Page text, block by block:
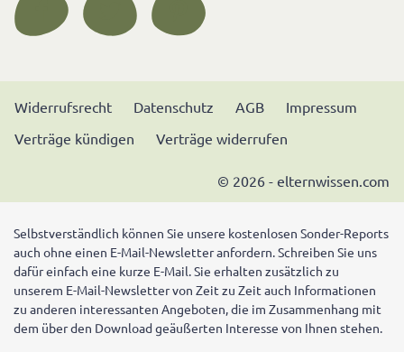
Widerrufsrecht Datenschutz AGB
Impressum
Verträge kündigen
Verträge widerrufen
© 2026 - elternwissen.com
Selbstverständlich können Sie unsere kostenlosen Sonder-Reports
auch ohne einen E-Mail-Newsletter anfordern. Schreiben Sie uns
dafür einfach eine kurze E-Mail. Sie erhalten zusätzlich zu
unserem E-Mail-Newsletter von Zeit zu Zeit auch Informationen
zu anderen interessanten Angeboten, die im Zusammenhang mit
dem über den Download geäußerten Interesse von Ihnen stehen.